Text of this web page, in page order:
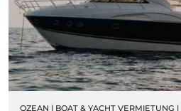
OZEAN | BOAT & YACHT VERMIETUNG |